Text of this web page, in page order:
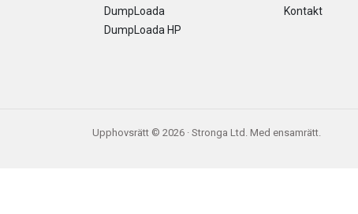
DumpLoada
DumpLoada HP
Kontakt
Upphovsrätt © 2026 · Stronga Ltd. Med ensamrätt.